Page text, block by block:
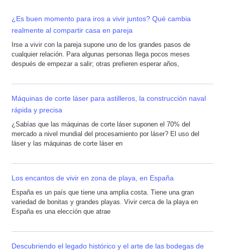
¿Es buen momento para iros a vivir juntos? Qué cambia
realmente al compartir casa en pareja
Irse a vivir con la pareja supone uno de los grandes pasos de
cualquier relación. Para algunas personas llega pocos meses
después de empezar a salir; otras prefieren esperar años,
Máquinas de corte láser para astilleros, la construcción naval
rápida y precisa
¿Sabías que las máquinas de corte láser suponen el 70% del
mercado a nivel mundial del procesamiento por láser? El uso del
láser y las máquinas de corte láser en
Los encantos de vivir en zona de playa, en España
España es un país que tiene una amplia costa. Tiene una gran
variedad de bonitas y grandes playas. Vivir cerca de la playa en
España es una elección que atrae
Descubriendo el legado histórico y el arte de las bodegas de